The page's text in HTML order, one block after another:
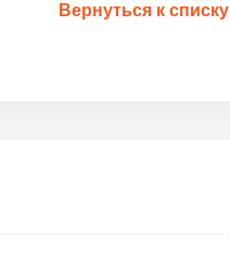
Вернуться к списку